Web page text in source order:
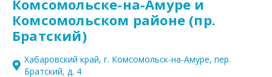
Комсомольске-на-Амуре и
Комсомольском районе (пр.
Братский)
Хабаровский край, г. Комсомольск-на-Амуре, пер.
Братский, д. 4